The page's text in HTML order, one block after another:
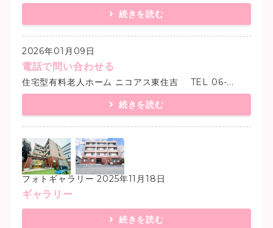
続きを読む
2026年01月09日
電話で問い合わせる
住宅型有料老人ホーム ニコアス東住吉 TEL 06-...
続きを読む
フォトギャラリー 2025年11月18日
ギャラリー
続きを読む